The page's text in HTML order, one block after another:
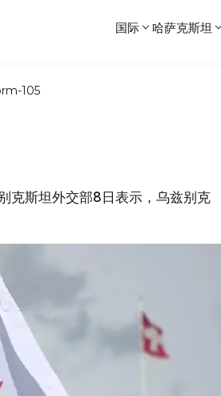
国际 哈萨克斯坦
105
斯坦外交部8日表示，乌兹别克